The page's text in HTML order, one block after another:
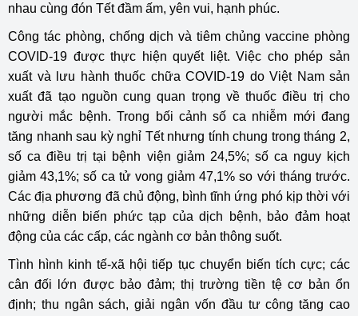
nhau cùng đón Tết đầm ấm, yên vui, hạnh phúc.
Công tác phòng, chống dịch và tiêm chủng vaccine phòng
COVID-19 được thực hiện quyết liệt. Việc cho phép sản
xuất và lưu hành thuốc chữa COVID-19 do Việt Nam sản
xuất đã tạo nguồn cung quan trọng về thuốc điều trị cho
người mắc bệnh. Trong bối cảnh số ca nhiễm mới đang
tăng nhanh sau kỳ nghỉ Tết nhưng tính chung trong tháng 2,
số ca điều trị tại bệnh viện giảm 24,5%; số ca nguy kịch
giảm 43,1%; số ca tử vong giảm 47,1% so với tháng trước.
Các địa phương đã chủ động, bình tĩnh ứng phó kịp thời với
những diễn biến phức tạp của dịch bệnh, bảo đảm hoạt
động của các cấp, các ngành cơ bản thông suốt.
Tình hình kinh tế-xã hội tiếp tục chuyển biến tích cực; các
cân đối lớn được bảo đảm; thị trường tiền tệ cơ bản ổn
định; thu ngân sách, giải ngân vốn đầu tư công tăng cao